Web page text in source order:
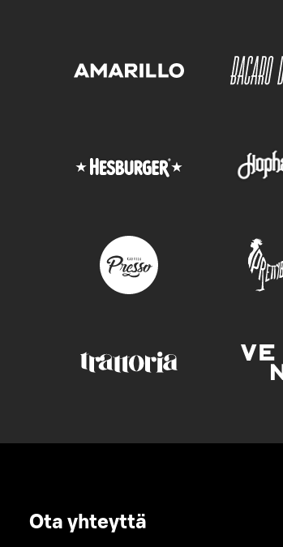
Ota yhteyttä